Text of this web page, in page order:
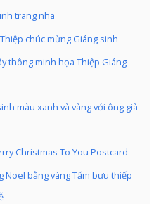
trang nhã
chúc mừng Giáng sinh
thông minh họa Thiệp Giáng
màu xanh và vàng với ông già
Christmas To You Postcard
Noel bằng vàng Tấm bưu thiếp